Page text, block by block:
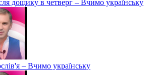
дощику в четверг – Вчимо українську
– Вчимо українську